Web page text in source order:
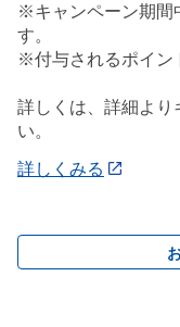
※キャンペーン期間
す。
※付与されるポイン
詳しくは、詳細より
い。
詳しくみる